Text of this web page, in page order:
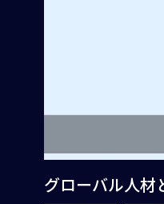
グローバル人材